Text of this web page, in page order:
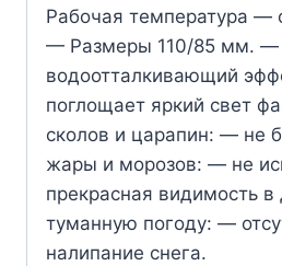
Рабочая температура —
— Размеры 110/85 мм. —
водоотталкивающий
поглощает яркий свет
сколов и царапин: — не
жары и морозов: — не
прекрасная видимость
туманную погоду: —
налипание снега.